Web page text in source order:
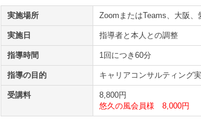
実施場所 ZoomまたはTeams、大阪、
実施日 指導者と本人との調整
指導時間 1回につき60分
指導の目的 キャリアコンサルティング
受講料
8,800円
悠久の風会員様 8,000円